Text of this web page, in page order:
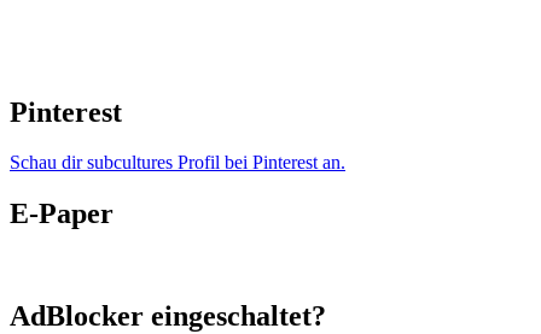
Pinterest
Schau dir subcultures Profil bei Pinterest an.
E-Paper
AdBlocker eingeschaltet?